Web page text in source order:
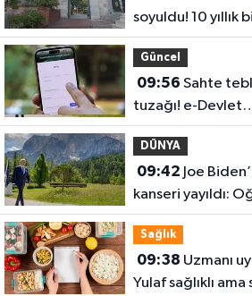
soyuldu! 10 yıllık
saniyeler içinde
Güncel
09:56
tuzağı! e-Devlet
bilgilerinizi
DÜNYA
09:42
kanseri yayıldı:
Hunter Biden’dan
açıklama
Sağlık
09:38
Yulaf sağlıklı ama